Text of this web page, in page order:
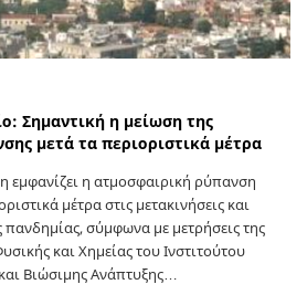
Σημαντική η μείωση της
μετά τα περιοριστικά μέτρα
εμφανίζει η ατμοσφαιρική ρύπανση
μέτρα στις μετακινήσεις και
σύμφωνα με μετρήσεις της
και Χημείας του Ινστιτούτου
Βιώσιμης Ανάπτυξης…